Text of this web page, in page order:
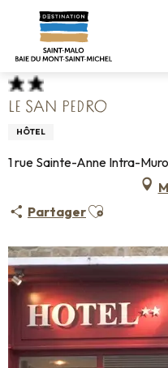
contenu
Accueil Poser ses valises
Le San Pedro
LE SAN PEDRO
HÔTEL
1 rue Sainte-Anne Intra-
PartagerAjouter aux